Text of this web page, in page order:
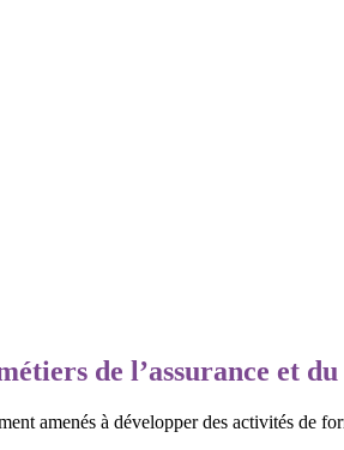
de l’assurance et
amenés à développer des activités de